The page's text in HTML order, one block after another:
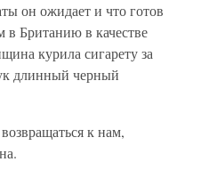
он ожидает и что готов
в Британию в качестве
курила сигарету за
длинный черный
к нам,